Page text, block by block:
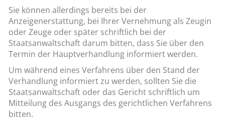
Sie können allerdings bereits bei der
Anzeigenerstattung, bei Ihrer Vernehmung als Zeugin
oder Zeuge oder später schriftlich bei der
Staatsanwaltschaft darum bitten, dass Sie über den
Termin der Hauptverhandlung informiert werden.
Um während eines Verfahrens über den Stand der
Verhandlung informiert zu werden, sollten Sie die
Staatsanwaltschaft oder das Gericht schriftlich um
Mitteilung des Ausgangs des gerichtlichen Verfahrens
bitten.